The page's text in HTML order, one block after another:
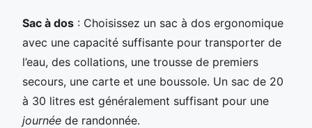
Sac à dos : Choisissez un sac à dos ergonomique
avec une capacité suffisante pour transporter de
l’eau, des collations, une trousse de premiers
secours, une carte et une boussole. Un sac de 20
à 30 litres est généralement suffisant pour une
journée de randonnée.